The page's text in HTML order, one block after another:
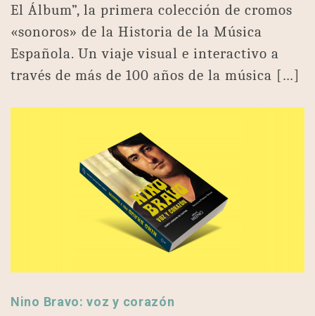
El Álbum”, la primera colección de cromos
«sonoros» de la Historia de la Música
Española. Un viaje visual e interactivo a
través de más de 100 años de la música […]
Nino Bravo: voz y corazón